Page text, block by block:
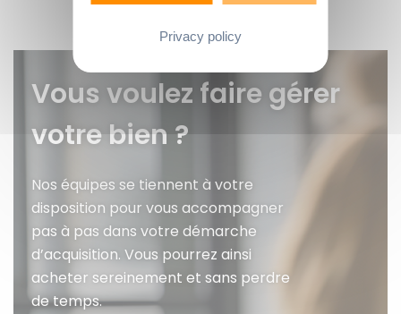
Vous voulez faire gérer
votre bien ?
Nos équipes se tiennent à votre
disposition pour vous accompagner
pas à pas dans votre démarche
d’acquisition. Vous pourrez ainsi
acheter sereinement et sans perdre
de temps.
Privacy policy